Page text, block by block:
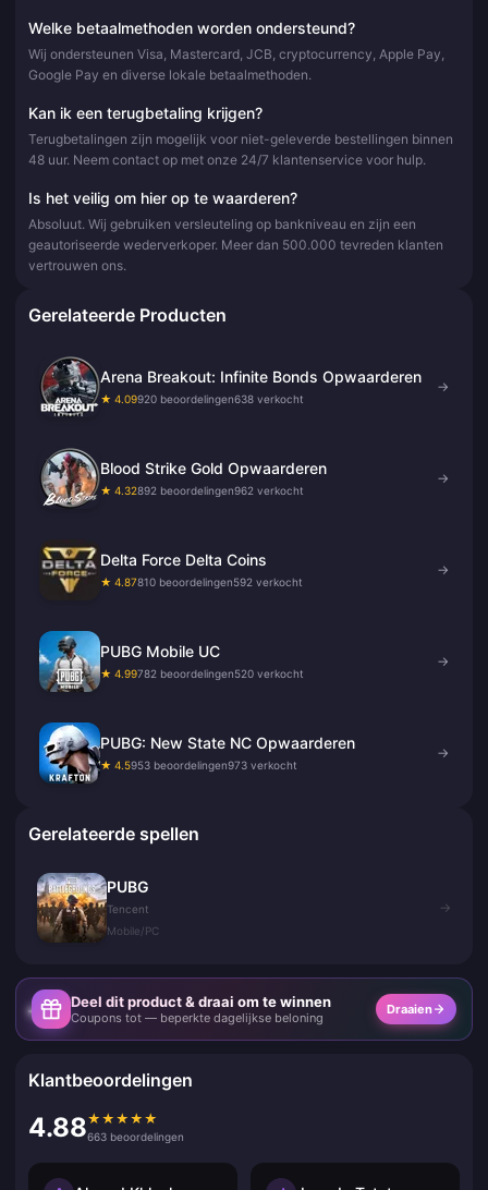
Welke betaalmethoden worden ondersteund?
Wij ondersteunen Visa, Mastercard, JCB, cryptocurrency, Apple Pay,
Google Pay en diverse lokale betaalmethoden.
Kan ik een terugbetaling krijgen?
Terugbetalingen zijn mogelijk voor niet-geleverde bestellingen binnen
48 uur. Neem contact op met onze 24/7 klantenservice voor hulp.
Is het veilig om hier op te waarderen?
Absoluut. Wij gebruiken versleuteling op bankniveau en zijn een
geautoriseerde wederverkoper. Meer dan 500.000 tevreden klanten
vertrouwen ons.
Gerelateerde Producten
Arena Breakout: Infinite Bonds Opwaarderen
★ 4.09920 beoordelingen638 verkocht
→
Blood Strike Gold Opwaarderen
★ 4.32892 beoordelingen962 verkocht
→
Delta Force Delta Coins
★ 4.87810 beoordelingen592 verkocht
→
PUBG Mobile UC
★ 4.99782 beoordelingen520 verkocht
→
PUBG: New State NC Opwaarderen
★ 4.5953 beoordelingen973 verkocht
→
Gerelateerde spellen
PUBG
Tencent
Mobile/PC
→
Deel dit product & draai om te winnen
Coupons tot — beperkte dagelijkse beloning
Draaien
Klantbeoordelingen
4.88★ ★ ★ ★ ★
663 beoordelingen